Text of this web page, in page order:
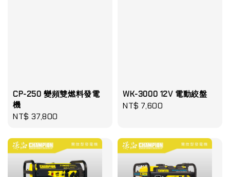
CP-250 變頻雙燃料發電
機
Regular
NT$ 37,800
WK-3000 12V 電動絞盤
Regular
NT$ 7,600